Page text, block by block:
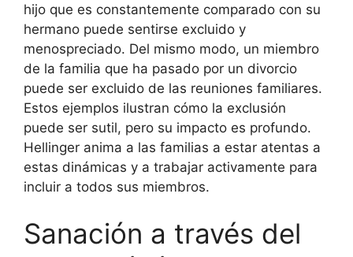
hijo que es constantemente comparado con su
hermano puede sentirse excluido y
menospreciado. Del mismo modo, un miembro
de la familia que ha pasado por un divorcio
puede ser excluido de las reuniones familiares.
Estos ejemplos ilustran cómo la exclusión
puede ser sutil, pero su impacto es profundo.
Hellinger anima a las familias a estar atentas a
estas dinámicas y a trabajar activamente para
incluir a todos sus miembros.
Sanación a través del